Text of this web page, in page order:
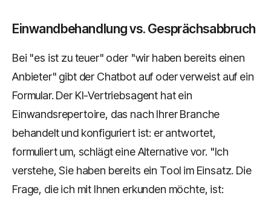
Einwandbehandlung vs. Gesprächsabbruch
Bei "es ist zu teuer" oder "wir haben bereits einen
Anbieter" gibt der Chatbot auf oder verweist auf ein
Formular. Der KI-Vertriebsagent hat ein
Einwandsrepertoire, das nach Ihrer Branche
behandelt und konfiguriert ist: er antwortet,
formuliert um, schlägt eine Alternative vor. "Ich
verstehe, Sie haben bereits ein Tool im Einsatz. Die
Frage, die ich mit Ihnen erkunden möchte, ist: